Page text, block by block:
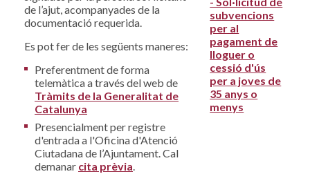
de l’ajut, acompanyades de la
documentació requerida.
Es pot fer de les següents maneres:
Preferentment de forma
telemàtica a través del web de
Tràmits de la Generalitat de
Catalunya
Presencialment per registre
d'entrada a l'Oficina d'Atenció
Ciutadana de l’Ajuntament. Cal
demanar cita prèvia.
subvencions
per al
pagament de
lloguer o
cessió d'ús
per a joves de
35 anys o
menys